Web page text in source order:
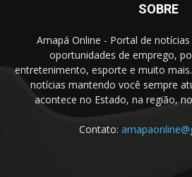
SOBRE
Amapá Online - Portal de
oportunidades de emprego,
entretenimento, esporte e muito
notícias mantendo você sempre
acontece no Estado, na região,
Contato: